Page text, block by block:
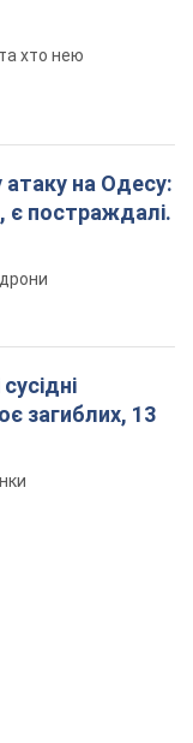
хто нею
атаку на Одесу:
є постраждалі.
загиблих, 13